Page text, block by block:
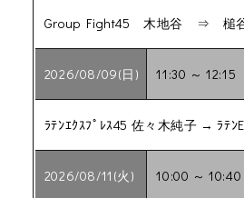
Group Fight45 木地谷 ⇒ 槌
2026/08/09(日) 11:30 ～ 12:15
ﾗﾃﾝｴｸｽﾌﾟﾚｽ45 佐々木純子 → ﾗﾃﾝ
2026/08/11(火) 10:00 ～ 10:40